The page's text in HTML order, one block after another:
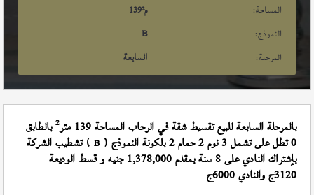
المساحة:
139م²
النموذج:
B
المرحلة:
السابعة
بالمرحلة السابعة للبيع تقسيط شقة في الرحاب المساحة 139 متر 2بالطابق
0 تطل على تشمل 3 نوم 2 حمام 2 بلكونة النموذج ( B ) تشطيب الشركة
بإشتراك النادي على 8 سنة بمقدم 1,378,000 جنيه و قسط الوديعة
3120ج والنادي 6000ج